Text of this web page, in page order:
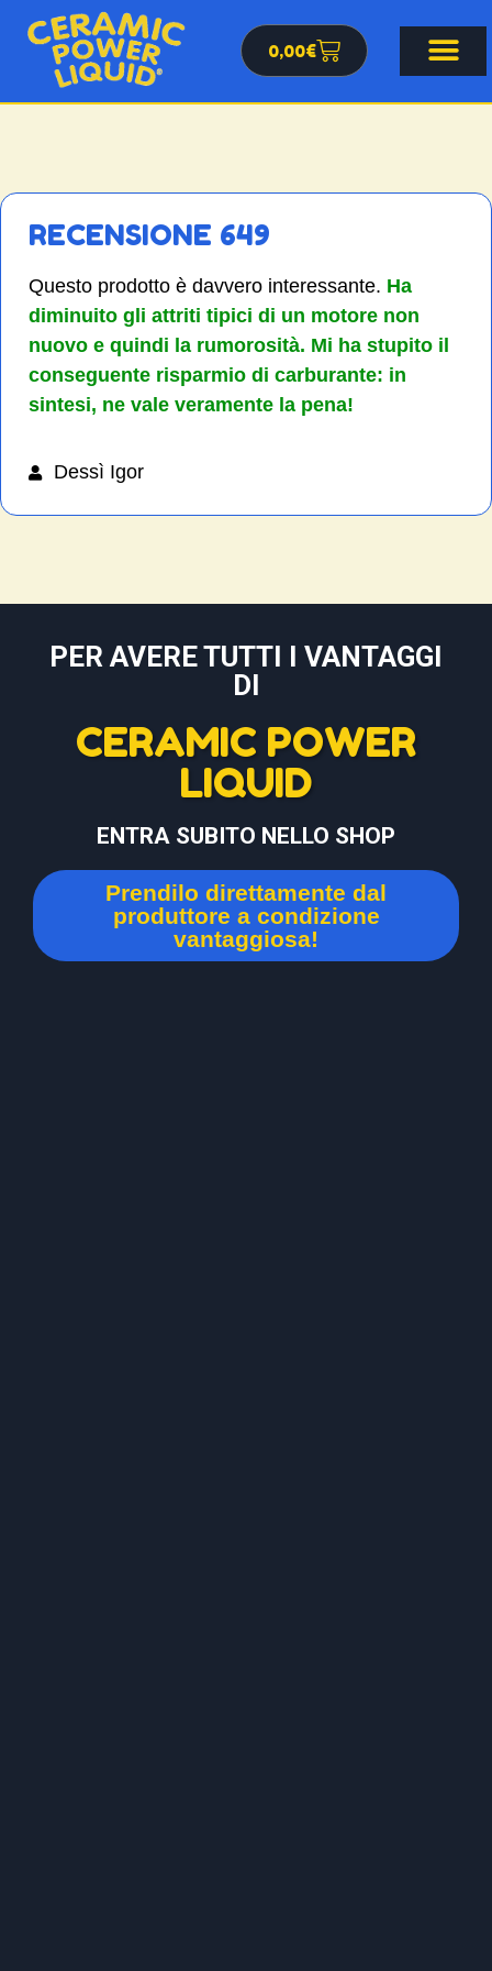
0,00€
RECENSIONE 649
Questo prodotto è davvero interessante. Ha
diminuito gli attriti tipici di un motore non
nuovo e quindi la rumorosità. Mi ha stupito il
conseguente risparmio di carburante: in
sintesi, ne vale veramente la pena!
Dessì Igor
PER AVERE TUTTI I VANTAGGI
DI
CERAMIC POWER
LIQUID
ENTRA SUBITO NELLO SHOP
Prendilo direttamente dal
produttore a condizione
vantaggiosa!